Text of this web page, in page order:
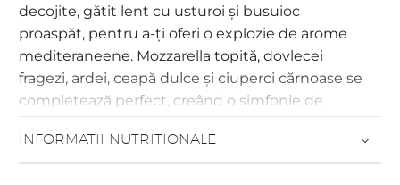
decojite, gătit lent cu usturoi și busuioc
proaspăt, pentru a-ți oferi o explozie de arome
mediteraneene. Mozzarella topită, dovlecei
fragezi, ardei, ceapă dulce și ciuperci cărnoase se
completează perfect, creând o simfonie de
gusturi și texturi. Vinetele coapte adaugă o notă
finală de savoare, transformând fiecare felie de
pizza într-o experiență culinară de neuitat.
INFORMATII NUTRITIONALE